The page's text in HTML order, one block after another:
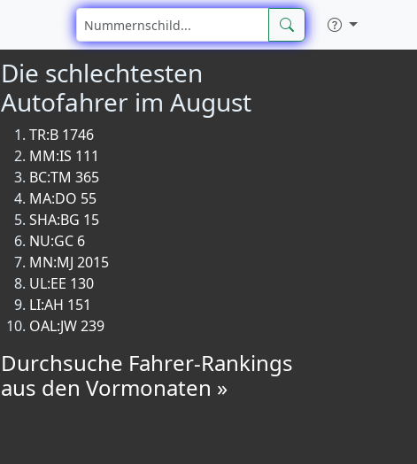
Die schlechtesten
Autofahrer im August
TR:B 1746
MM:IS 111
BC:TM 365
MA:DO 55
SHA:BG 15
NU:GC 6
MN:MJ 2015
UL:EE 130
LI:AH 151
OAL:JW 239
Durchsuche Fahrer-Rankings
aus den Vormonaten »